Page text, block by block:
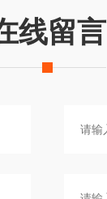
线留言